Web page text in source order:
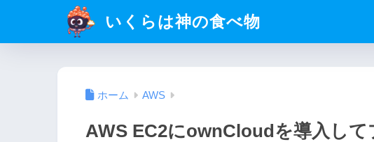
いくらは神の食べ物
ホーム AWS
AWS EC2にownCloudを導入し